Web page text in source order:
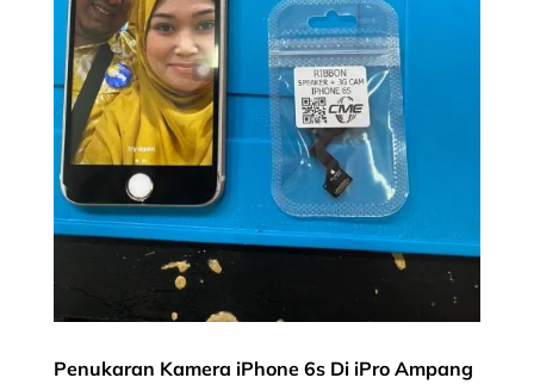
Penukaran Kamera iPhone 6s Di iPro Ampang